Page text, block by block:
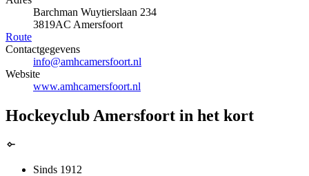
Barchman Wuytierslaan 234
3819AC Amersfoort
Route
Contactgegevens
info@amhcamersfoort.nl
Website
www.amhcamersfoort.nl
Hockeyclub Amersfoort in het kort
Sinds 1912